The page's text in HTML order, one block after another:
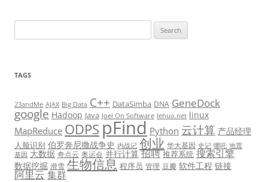
for:
TAGS
23andMe AJAX Big Data C++ DataSimba DNA GeneDock
google Hadoop Java Joel On Software lehuo.net linux
MapReduce ODPS pFind Python 云计算 产品经理
人脸识别 伯罗奔尼撒战争史 内战记 创业 华大基因 史记 哪吒 地震
基因 大数据 奇点云 奥运会 并行计算 招聘 推荐系统 搜索引擎
数据挖掘 滑雪 生物信息 程序员 管理 豆瓣 软件工程 链接
阿里云集群